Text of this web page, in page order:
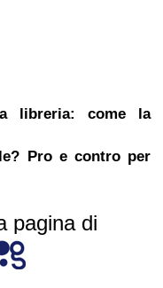
libreria: come la
Pro e contro per
pagina di